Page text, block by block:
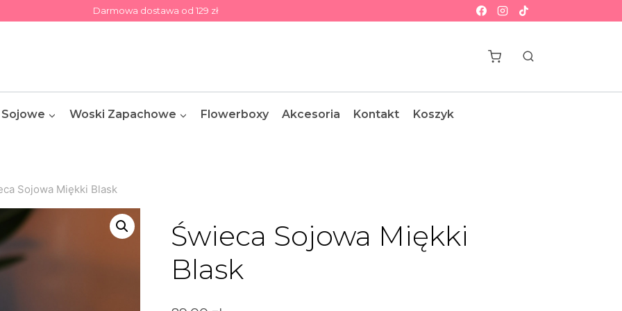
Darmowa dostawa od 129 zł
Woski Zapachowe Flowerboxy Akcesoria Kontakt Koszyk
Sojowa Miękki Blask
Świeca Sojowa Miękki
Blask